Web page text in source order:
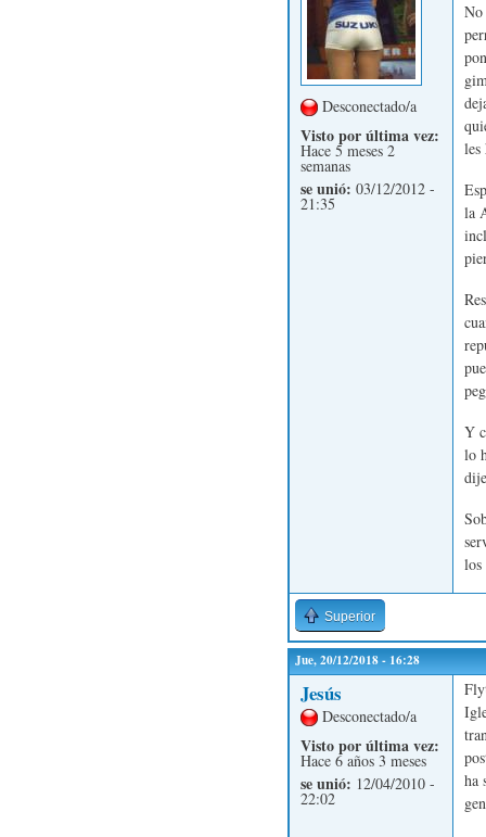
Desconectado/a
Visto por última vez:
Hace 5 meses 2
semanas
se unió: 03/12/2012 -
21:35
No
les
la
Y
lo
los
Superior
Jue, 20/12/2018 - 16:28
Jesús
Desconectado/a
Visto por última vez:
Hace 6 años 3 meses
se unió: 12/04/2010 -
22:02
ha